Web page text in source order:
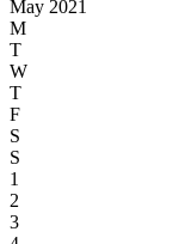
May 2021
M
T
W
T
F
S
S
1
2
3